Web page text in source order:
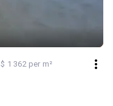
$ 1 362 per m²